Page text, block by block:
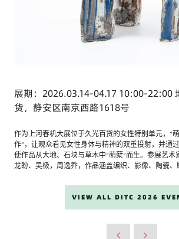
展期：2026.03.14-04.17 10:00-22:00
货，静安区南京西路1618号
作为上河春机大展位于久光百货的女性特别单元，“
作”，让观众看见女性身体与精神的双重投射，并通过
使作品从大地、石块与草木中“萌蘖”而生。参展艺术家
龙盼、吴极，周逸乔，作品涵盖编织、影像、陶瓷、
VIEW ALL DITC 2026